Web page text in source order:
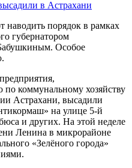
наводить порядок в рамках
губернатором
Особое
коммунальному хозяйству
Астрахани, высадили
на улице 5-й
и других. На этой неделе
Ленина в микрорайоне
«Зелёного города»